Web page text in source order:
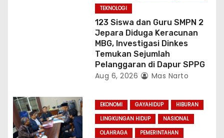
TEKNOLOGI
123 Siswa dan Guru SMPN 2
Jepara Diduga Keracunan
MBG, Investigasi Dinkes
Temukan Sejumlah
Pelanggaran di Dapur SPPG
Aug 6, 2026 Mas Narto
EKONOMI GAYAHIDUP
HIBURAN
LINGKUNGAN HIDUP
NASIONAL
OLAHRAGA
PEMERINTAHAN